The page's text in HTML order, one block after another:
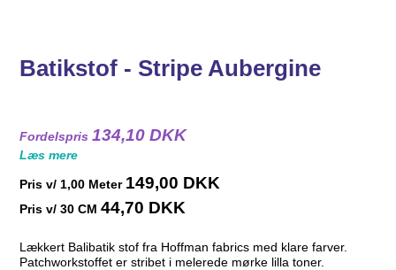
Batikstof - Stripe Aubergine
Fordelspris134,10 DKK
Læs mere
Pris v/ 1,00 Meter 149,00 DKK
Pris v/ 30 CM 44,70 DKK
Lækkert Balibatik stof fra Hoffman fabrics med klare farver.
Patchworkstoffet er stribet i melerede mørke lilla toner.